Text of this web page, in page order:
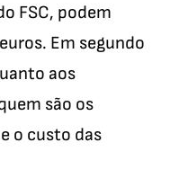
FSC, podem
Em segundo
aos
são os
o custo das